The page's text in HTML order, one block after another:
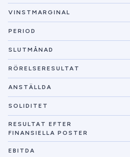
VINSTMARGINAL
PERIOD
SLUTMÅNAD
RÖRELSERESULTAT
ANSTÄLLDA
SOLIDITET
RESULTAT EFTER
FINANSIELLA POSTER
EBITDA